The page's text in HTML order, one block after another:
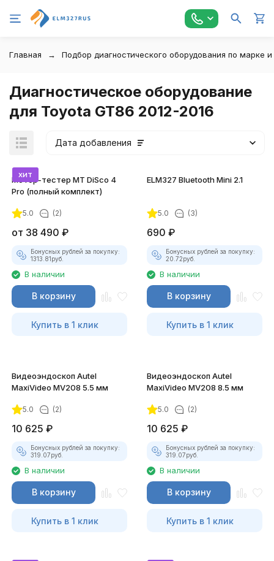
Главная Подбор диагностического оборудования по марке
Диагностическое оборудование
для Toyota GT86 2012-2016
Дата добавления
хит
Мотор-тестер MT DiSco 4
Pro (полный комплект)
5.0 (2)
от 38 490 ₽
Бонусных рублей за покупку:
1313.81руб.
В наличии
В корзину
Купить в 1 клик
ELM327 Bluetooth Mini 2.1
5.0 (3)
690 ₽
Бонусных рублей за покупку:
20.72руб.
В наличии
В корзину
Купить в 1 клик
Видеоэндоскоп Autel
MaxiVideo MV208 5.5 мм
5.0 (2)
10 625 ₽
Бонусных рублей за покупку:
319.07руб.
В наличии
В корзину
Купить в 1 клик
Видеоэндоскоп Autel
MaxiVideo MV208 8.5 мм
5.0 (2)
10 625 ₽
Бонусных рублей за покупку:
319.07руб.
В наличии
В корзину
Купить в 1 клик